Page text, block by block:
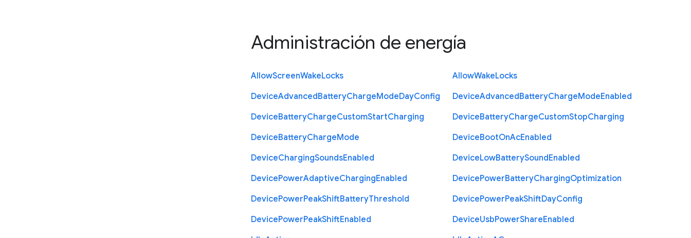
Administración de energía
AllowScreenWakeLocks AllowWakeLocks
DeviceAdvancedBatteryChargeModeDayConfig DeviceAdvancedBatteryChargeModeEnabled
DeviceBatteryChargeCustomStartCharging DeviceBatteryChargeCustomStopCharging
DeviceBatteryChargeMode DeviceBootOnAcEnabled
DeviceChargingSoundsEnabled DeviceLowBatterySoundEnabled
DevicePowerAdaptiveChargingEnabled DevicePowerBatteryChargingOptimization
DevicePowerPeakShiftBatteryThreshold DevicePowerPeakShiftDayConfig
DevicePowerPeakShiftEnabled DeviceUsbPowerShareEnabled